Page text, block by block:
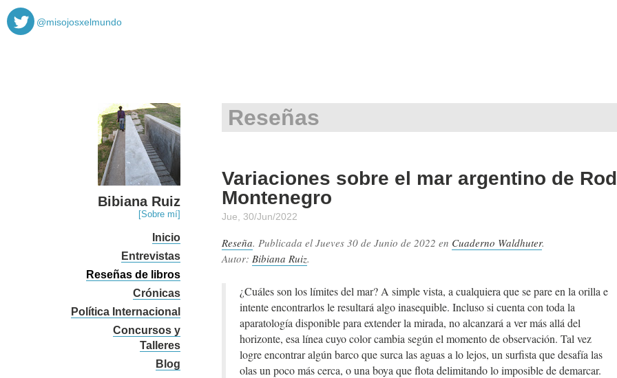
@misojosxelmundo
Bibiana Ruiz
[Sobre mí]
Inicio
Entrevistas
Reseñas de libros
Crónicas
Política Internacional
Concursos y
Talleres
Blog
Reseñas
Variaciones sobre el mar argentino de
Montenegro
Jue, 30/Jun/2022
Reseña. Publicada el Jueves 30 de Junio de 2022 en Cuaderno Waldhuter.
Autor: Bibiana Ruiz.
¿Cuáles son los límites del mar? A simple vista, a cualquiera que se pare en la orilla e
intente encontrarlos le resultará algo inasequible. Incluso si cuenta con toda la
aparatología disponible para extender la mirada, no alcanzará a ver más allá del
horizonte, esa línea cuyo color cambia según el momento de observación. Tal vez
logre encontrar algún barco que surca las aguas a lo lejos, un surfista que desafía las
olas un poco más cerca, o una boya que flota delimitando lo imposible de demarcar.